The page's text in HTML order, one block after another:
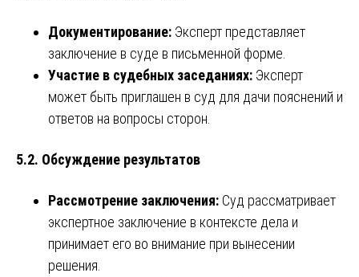
Документирование: Эксперт представляет
заключение в суде в письменной форме.
Участие в судебных заседаниях: Эксперт
может быть приглашен в суд для дачи пояснений и
ответов на вопросы сторон.
5.2. Обсуждение результатов
Рассмотрение заключения: Суд рассматривает
экспертное заключение в контексте дела и
принимает его во внимание при вынесении
решения.